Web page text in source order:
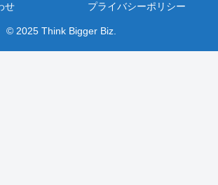
せ プライバシーポリシー
© 2025 Think Bigger Biz.